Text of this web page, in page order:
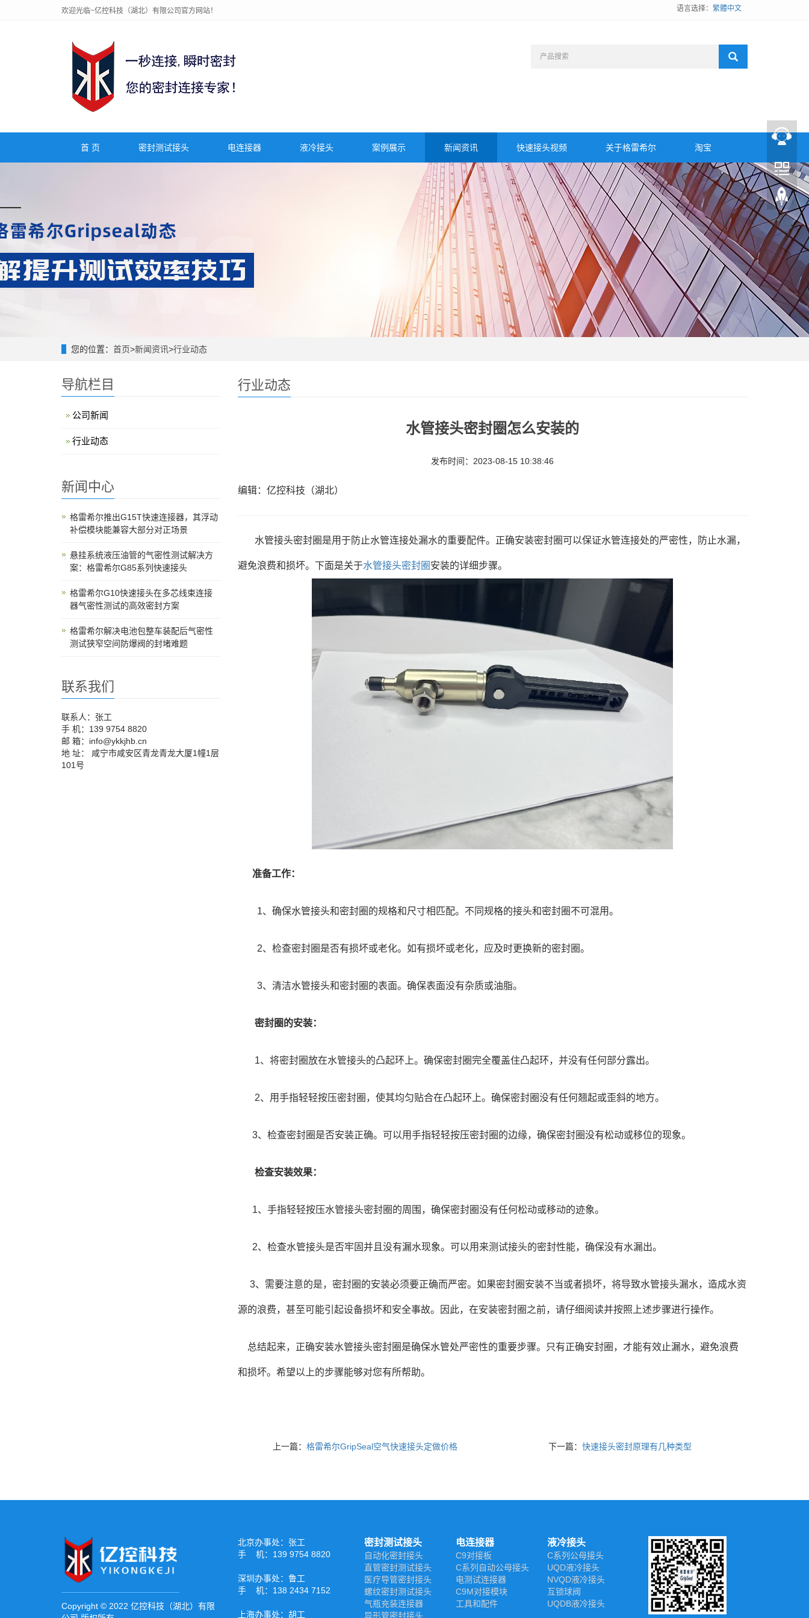
欢迎光临~亿控科技（湖北）有限公司官方网站！ 语言选择： 繁體中文
首 页 密封测试接头 电连接器 液冷接头 案例展示 新闻资讯 快速接头视频 关于格雷希尔 淘宝
您的位置： 首页>新闻资讯>行业动态
行业动态
​水管接头密封圈怎么安装的
发布时间：2023-08-15 10:38:46
编辑：亿控科技（湖北）
水管接头密封圈是用于防止水管连接处漏水的重要配件。正确安装密封圈可以保证水管连接处的严密性，防止水漏，
避免浪费和损坏。下面是关于水管接头密封圈 安装的详细步骤。
准备工作：
1、确保水管接头和密封圈的规格和尺寸相匹配。不同规格的接头和密封圈不可混用。
2、 检查密封圈是否有损坏或老化。如有损坏或老化，应及时更换新的密封圈。
3、 清洁水管接头和密封圈的表面。确保表面没有杂质或油脂。
密封圈的安装：
1、 将密封圈放在水管接头的凸起环上。确保密封圈完全覆盖住凸起环，并没有任何部分露出。
2、 用手指轻轻按压密封圈，使其均匀贴合在凸起环上。确保密封圈没有任何翘起或歪斜的地方。
3、 检查密封圈是否安装正确。可以用手指轻轻按压密封圈的边缘，确保密封圈没有松动或移位的现象。
检查安装效果：
1、 手指轻轻按压水管接头密封圈的周围，确保密封圈没有任何松动或移动的迹象。
2、 检查水管接头是否牢固并且没有漏水现象。可以用来测试接头的密封性能，确保没有水漏出。
3、 需要注意的是，密封圈的安装必须要正确而严密。如果密封圈安装不当或者损坏，将导致水管接头漏水，造成水资
源的浪费，甚至可能引起设备损坏和安全事故。因此，在安装密封圈之前，请仔细阅读并按照上述步骤进行操作。
总结起来，正确安装水管接头密封圈是确保水管处严密性的重要步骤。只有正确安封圈，才能有效止漏水，避免浪费
和损坏。希望以上的步骤能够对您有所帮助。
上一篇： 格雷希尔GripSeal空气快速接头定做价格 下一篇：快速接头密封原理有几种类型
导航栏目
公司新闻
行业动态
新闻中心
格雷希尔推出G15T快速连接器，其浮动
补偿模块能兼容大部分对正场景
悬挂系统液压油管的气密性测试解决方
案：格雷希尔G85系列快速接头
格雷希尔G10快速接头在多芯线束连接
器气密性测试的高效密封方案
格雷希尔解决电池包整车装配后气密性
测试狭窄空间防爆阀的封堵难题
联系我们
联系人：张工
手 机：139 9754 8820
邮 箱：info@ykkjhb.cn
地 址： 咸宁市咸安区青龙青龙大厦1幢1层
101号
Copyright © 2022 亿控科技（湖北）有限
北京办事处：张工
手 机：139 9754 8820
深圳办事处：鲁工
手 机：138 2434 7152
上海办事处：胡工
密封测试接头
自动化密封接头
直管密封测试接头
医疗导管密封接头
螺纹密封测试接头
气瓶充装连接器
异形管密封接头
电连接器
C9对接板
C系列自动公母接头
电测试连接器
C9M对接模块
工具和配件
液冷接头
C系列公母接头
UQD液冷接头
NVQD液冷接头
互锁球阀
UQDB液冷接头